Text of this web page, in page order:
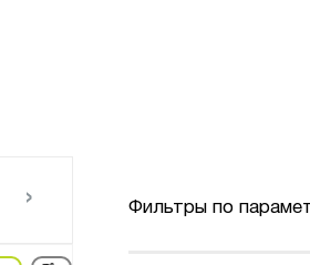
› Фильтры по